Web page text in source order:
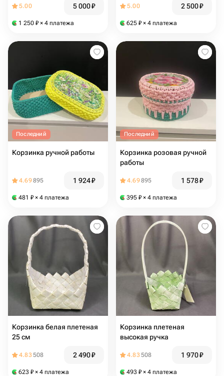
5.00 5 000₽
1 250 ₽ × 4 платежа
5.00 2 500₽
625 ₽ × 4 платежа
Последний
Корзинка ручной работы
4.69895 1 924₽
481 ₽ × 4 платежа
Последний
Корзинка розовая ручной
работы
4.69895 1 578₽
395 ₽ × 4 платежа
Корзинка белая плетеная
25 см
4.83508 2 490₽
623 ₽ × 4 платежа
Корзинка плетеная
высокая ручка
4.83508 1 970₽
493 ₽ × 4 платежа